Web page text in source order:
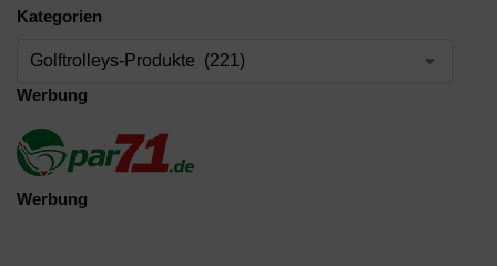
Kategorien
Werbung
Werbung